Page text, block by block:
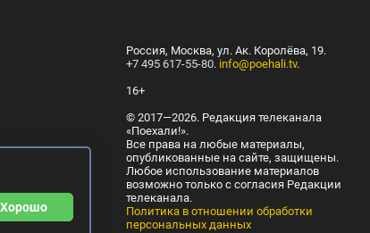
Россия, Москва, ул. Ак. Королёва, 19.
+7 495 617-55-80. info@poehali.tv.
16+
© 2017—2026. Редакция телеканала
«Поехали!».
Все права на любые материалы,
опубликованные на сайте, защищены.
Любое использование материалов
возможно только с согласия Редакции
телеканала.
Политика в отношении обработки
персональных данных
Хорошо